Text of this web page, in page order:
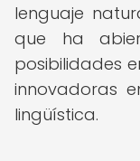
lenguaje
que ha
posibilidades
innovadoras
lingüística.